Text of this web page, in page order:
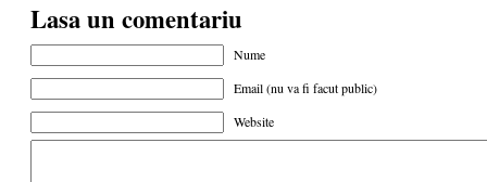
Lasa un comentariu
Nume
Email (nu va fi facut public)
Website